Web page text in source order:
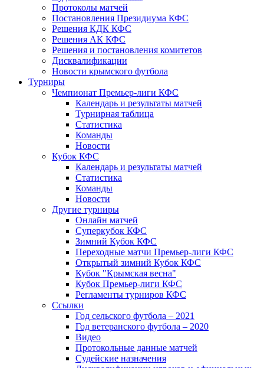
Протоколы матчей
Постановления Президиума КФС
Решения КДК КФС
Решения АК КФС
Решения и постановления комитетов
Дисквалификации
Новости крымского футбола
Турниры
Чемпионат Премьер-лиги КФС
Календарь и результаты матчей
Турнирная таблица
Статистика
Команды
Новости
Кубок КФС
Календарь и результаты матчей
Статистика
Команды
Новости
Другие турниры
Онлайн матчей
Суперкубок КФС
Зимний Кубок КФС
Переходные матчи Премьер-лиги КФС
Открытый зимний Кубок КФС
Кубок "Крымская весна"
Кубок Премьер-лиги КФС
Регламенты турниров КФС
Ссылки
Год сельского футбола – 2021
Год ветеранского футбола – 2020
Видео
Протокольные данные матчей
Судейские назначения